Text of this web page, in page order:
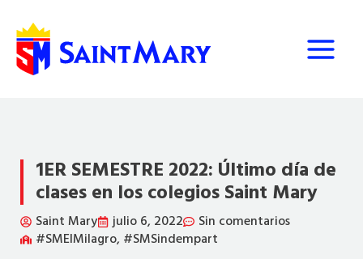
contenido
1ER SEMESTRE 2022: Último día de
clases en los colegios Saint Mary
Saint Mary julio 6, 2022
Sin comentarios
#SMElMilagro, #SMSindempart